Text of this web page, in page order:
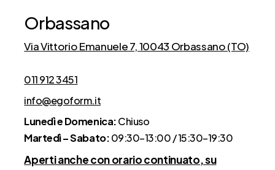
Orbassano
Via Vittorio Emanuele 7, 10043 Orbassano (TO)
011 912 3451
info@egoform.it
Lunedì e Domenica:Chiuso
Martedì – Sabato:09:30–13:00 / 15:30–19:30
Aperti anche con orario continuato, su